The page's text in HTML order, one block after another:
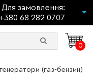
Для замовлення:
+380 68 282 0707
0
(газ-бензин)